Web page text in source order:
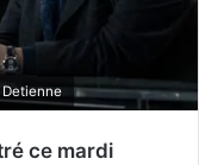
ce mardi